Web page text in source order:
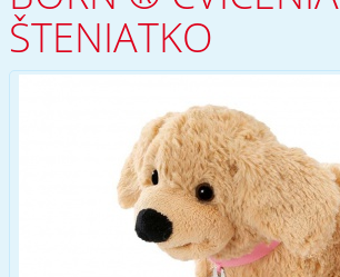
ŠTENIATKO